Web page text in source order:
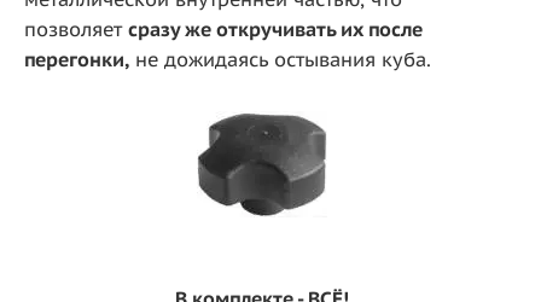
позволяет сразу же откручивать их после
перегонки, не дожидаясь остывания куба.